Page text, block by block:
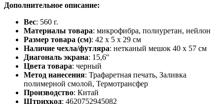
Дополнительное описание:
Вес: 560 г.
Материалы товара: микрофибра, полиуретан, нейлон
Размер товара (см): 42 х 5 х 29 см
Наличие чехла/футляра: нетканый мешок 40 х 57 см
Диагональ экрана: 15,6''
Цвета товара: черный
Метод нанесения: Трафаретная печать, Заливка
полимерной смолой, Термотрансфер
Производство: Китай
Штрихкод: 4620752945082